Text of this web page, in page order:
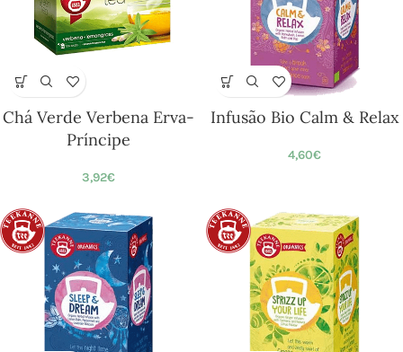
Chá Verde Verbena Erva-
Príncipe
3,92€
Infusão Bio Calm & Relax
4,60€